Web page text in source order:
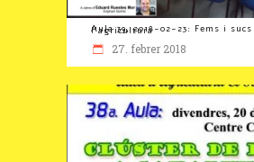
Aula 39, 2018-02-23: Fems i sucs a l’agricultura
27. febrer 2018